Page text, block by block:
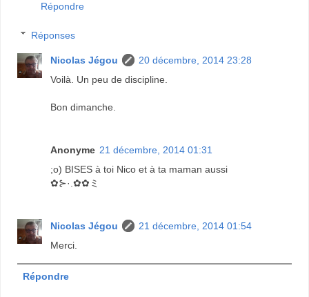
Répondre
Réponses
Nicolas Jégou
20 décembre, 2014 23:28
Voilà. Un peu de discipline.
Bon dimanche.
Anonyme 21 décembre, 2014 01:31
;o) BISES à toi Nico et à ta maman aussi
✿⊱·.✿✿ミ
Nicolas Jégou
21 décembre, 2014 01:54
Merci.
Répondre